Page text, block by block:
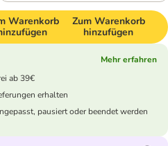
Warenkorb
Zum Warenkorb
hinzufügen
Mehr erfahren
ab 39€
erhalten
pausiert oder beendet werden